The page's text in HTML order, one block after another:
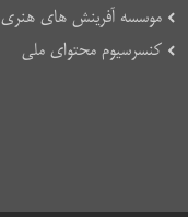
موسسه آفرینش های هنری
کنسرسیوم محتوای ملی